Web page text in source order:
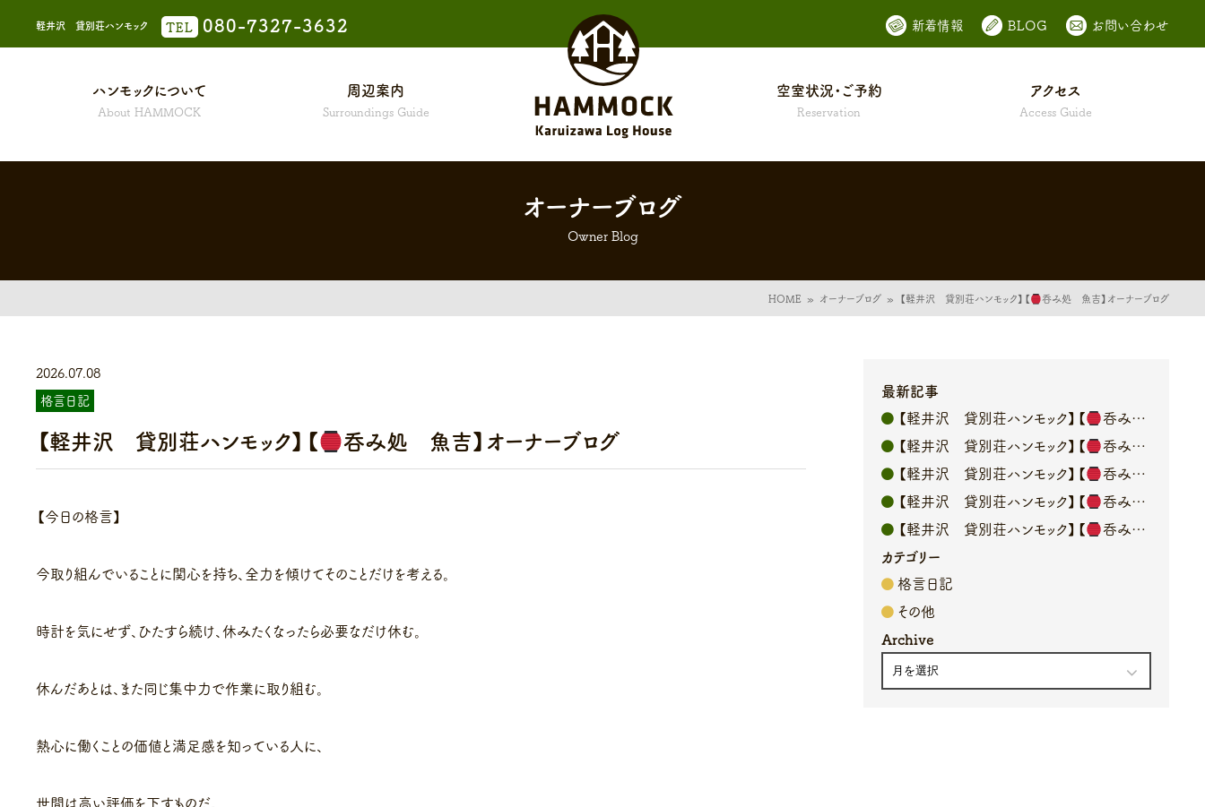
軽井沢 貸別荘ハンモック TEL 080-7327-3632 新着情報 BLOG お問い合わせ
ハンモックについて
About HAMMOCK
周辺案内
Surroundings Guide
空室状況・ご予約
Reservation
アクセス
Access Guide
オーナーブログ
Owner Blog
HOME» オーナーブログ» 【軽井沢 貸別荘ハンモック】【 呑み処 魚吉】オーナーブログ
2026.07.08
格言日記
【軽井沢 貸別荘ハンモック】【 呑み処 魚吉】オーナーブログ
【今日の格言】
今取り組んでいることに関心を持ち、全力を傾けてそのことだけを考える。
時計を気にせず、ひたすら続け、休みたくなったら必要なだけ休む。
休んだあとは、また同じ集中力で作業に取り組む。
熱心に働くことの価値と満足感を知っている人に、
世間は高い評価を下すものだ。
最新記事
【軽井沢 貸別荘ハンモック】【
呑み処 魚吉】オーナーブログ
【軽井沢 貸別荘ハンモック】【
呑み処魚吉】オーナーブログ
【軽井沢 貸別荘ハンモック】【
呑み処 魚吉】オーナーブログ
【軽井沢 貸別荘ハンモック】【
呑み処 魚吉】オーナーブログ
【軽井沢 貸別荘ハンモック】【
呑み処 魚吉】オーナーブログ
カテゴリー
格言日記
その他
Archive